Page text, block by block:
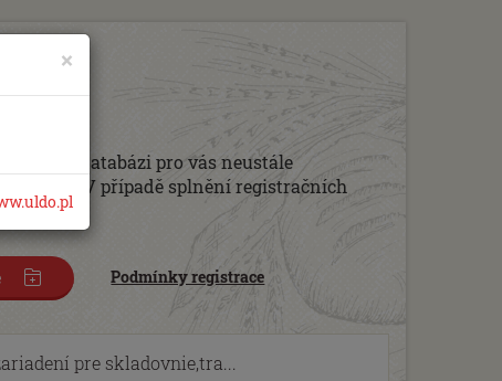
Tuto databázi pro vás neustále
zašlete. V případě splnění registračních
Podmínky registrace
pre skladovnie,tra...
×